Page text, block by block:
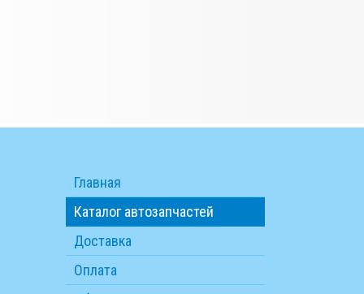
Главная
Каталог автозапчастей
Доставка
Оплата